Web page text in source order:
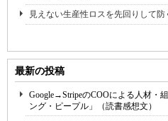
見えない生産性ロスを先回りして防
最新の投稿
Google→StripeのCOOによる人材・
ング・ピープル」（読書感想文）